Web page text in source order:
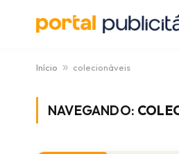
Início » colecionáveis
NAVEGANDO: